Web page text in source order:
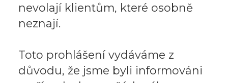
nevolají klientům, které osobně
neznají.
Toto prohlášení vydáváme z
důvodu, že jsme byli informováni